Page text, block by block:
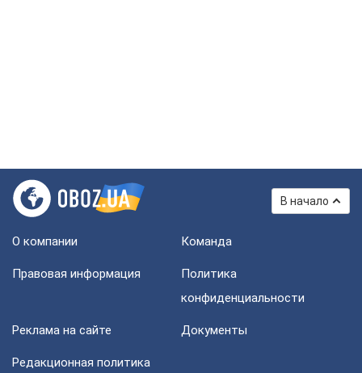
В начало
О компании Команда
Правовая информация
Политика
конфиденциальности
Реклама на сайте Документы
Редакционная политика